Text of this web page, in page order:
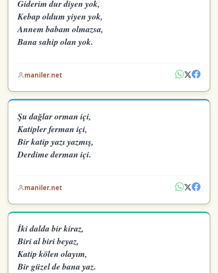
Giderim dur diyen yok,
Kebap oldum yiyen yok,
Annem babam olmazsa,
Bana sahip olan yok.
maniler.net
Şu dağlar orman içi,
Katipler ferman içi,
Bir katip yazı yazmış,
Derdime derman içi.
maniler.net
İki dalda bir kiraz,
Biri al biri beyaz,
Katip kölen olayım,
Bir güzel de bana yaz.